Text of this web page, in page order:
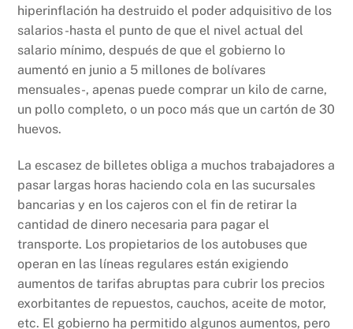
hiperinflación ha destruido el poder adquisitivo de los
salarios -hasta el punto de que el nivel actual del
salario mínimo, después de que el gobierno lo
aumentó en junio a 5 millones de bolívares
mensuales-, apenas puede comprar un kilo de carne,
un pollo completo, o un poco más que un cartón de 30
huevos.
La escasez de billetes obliga a muchos trabajadores a
pasar largas horas haciendo cola en las sucursales
bancarias y en los cajeros con el fin de retirar la
cantidad de dinero necesaria para pagar el
transporte. Los propietarios de los autobuses que
operan en las líneas regulares están exigiendo
aumentos de tarifas abruptas para cubrir los precios
exorbitantes de repuestos, cauchos, aceite de motor,
etc. El gobierno ha permitido algunos aumentos, pero